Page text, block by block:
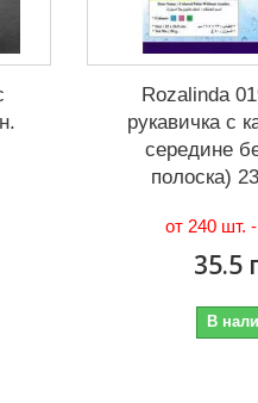
Rozalinda
рукавичка с
середине
полоска)
от 240 шт. -
35.5
В